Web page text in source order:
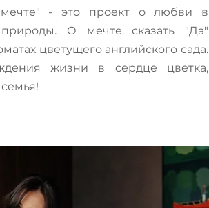
- это проект о любви в
О мечте сказать "Да"
цветущего английского сада.
жизни в сердце цветка,